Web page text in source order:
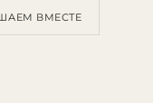
ВМЕСТЕ